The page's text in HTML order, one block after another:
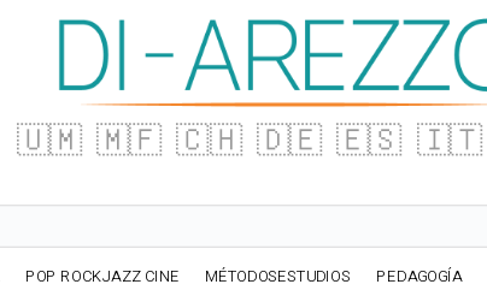
🇺🇲 🇲🇫 🇨🇭 🇩🇪 🇪🇸 🇮🇹
POP ROCKJAZZ CINE MÉTODOSESTUDIOS PEDAGOGÍA